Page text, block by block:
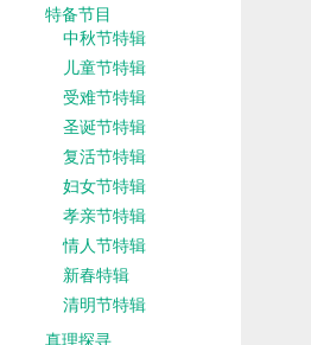
特备节目
中秋节特辑
儿童节特辑
受难节特辑
圣诞节特辑
复活节特辑
妇女节特辑
孝亲节特辑
情人节特辑
新春特辑
清明节特辑
真理探寻